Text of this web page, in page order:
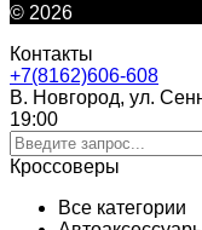
© 2026
Контакты
+7(8162)606-608
В. Новгород, ул.
19:00
Кроссоверы
Все категории